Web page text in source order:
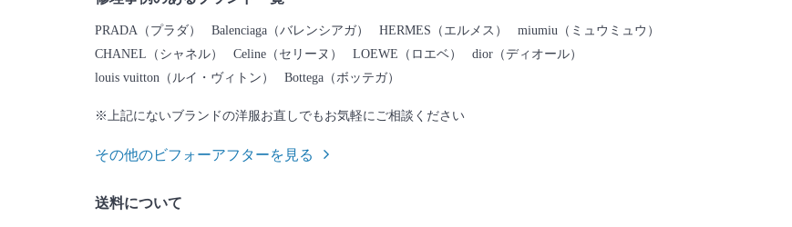
PRADA（プラダ） Balenciaga（バレンシアガ） HERMES（エルメス）
miumiu（ミュウミュウ）
CHANEL（シャネル）
Celine（セリーヌ） LOEWE（ロエベ）
dior（ディオール）
louis vuitton（ルイ・ヴィトン）
Bottega（ボッテガ）
※上記にないブランドの洋服お直しでもお気軽にご相談ください
その他のビフォーアフターを見る
送料について